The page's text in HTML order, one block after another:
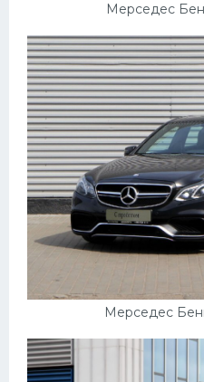
Мерседес
Мерседес